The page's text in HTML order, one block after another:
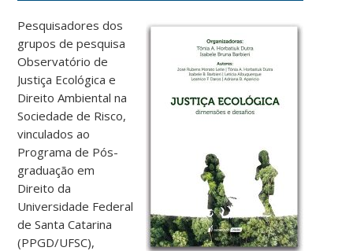
Pesquisadores dos
grupos de pesquisa
Observatório de
Justiça Ecológica e
Direito Ambiental na
Sociedade de Risco,
vinculados ao
Programa de Pós-
graduação em
Direito da
Universidade Federal
de Santa Catarina
(PPGD/UFSC),